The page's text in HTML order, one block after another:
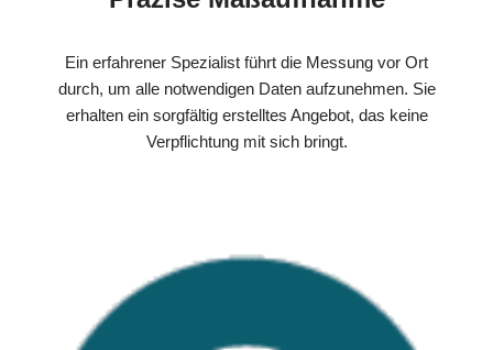
Ein erfahrener Spezialist führt die Messung vor Ort
durch, um alle notwendigen Daten aufzunehmen. Sie
erhalten ein sorgfältig erstelltes Angebot, das keine
Verpflichtung mit sich bringt.